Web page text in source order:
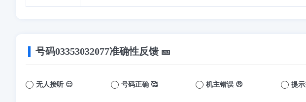
号码03353032077准确性反馈 🎫
无人接听 😑 号码正确 🥰 机主错误 😠 提